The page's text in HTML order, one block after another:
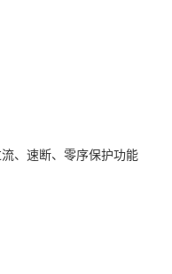
、速断、零序保护功能